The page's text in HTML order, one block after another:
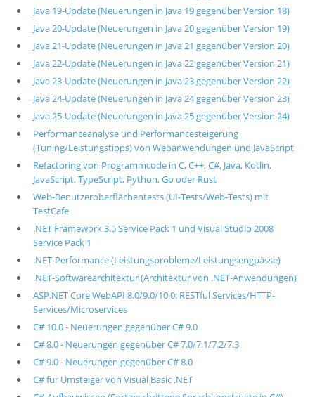
Java 19-Update (Neuerungen in Java 19 gegenüber Version 18)
Java 20-Update (Neuerungen in Java 20 gegenüber Version 19)
Java 21-Update (Neuerungen in Java 21 gegenüber Version 20)
Java 22-Update (Neuerungen in Java 22 gegenüber Version 21)
Java 23-Update (Neuerungen in Java 23 gegenüber Version 22)
Java 24-Update (Neuerungen in Java 24 gegenüber Version 23)
Java 25-Update (Neuerungen in Java 25 gegenüber Version 24)
Performanceanalyse und Performancesteigerung
(Tuning/Leistungstipps) von Webanwendungen und JavaScript
Refactoring von Programmcode in C, C++, C#, Java, Kotlin,
JavaScript, TypeScript, Python, Go oder Rust
Web-Benutzeroberflächentests (UI-Tests/Web-Tests) mit
TestCafe
.NET Framework 3.5 Service Pack 1 und Visual Studio 2008
Service Pack 1
.NET-Performance (Leistungsprobleme/Leistungsengpässe)
.NET-Softwarearchitektur (Architektur von .NET-Anwendungen)
ASP.NET Core WebAPI 8.0/9.0/10.0: RESTful Services/HTTP-
Services/Microservices
C# 10.0 - Neuerungen gegenüber C# 9.0
C# 8.0 - Neuerungen gegenüber C# 7.0/7.1/7.2/7.3
C# 9.0 - Neuerungen gegenüber C# 8.0
C# für Umsteiger von Visual Basic .NET